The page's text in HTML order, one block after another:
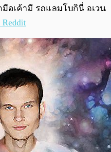
อเค้ามี รถแลมโบกินี่ อเวน